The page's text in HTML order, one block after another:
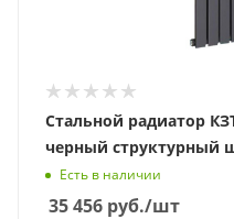
Стальной радиатор
черный структурный
Есть в наличии
35 456 руб./шт